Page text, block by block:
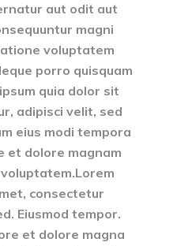
aut odit aut
magni
voluptatem
porro quisquam
quia dolor sit
adipisci velit, sed
eius modi tempora
et dolore magnam
consectetur
Eiusmod tempor.
et dolore magna